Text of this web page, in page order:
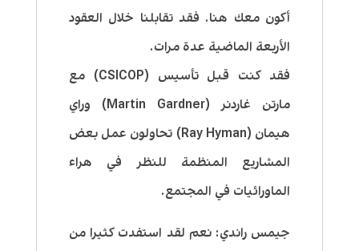
أكون معك هنا. فقد تقابلنا خلال العقود
الأربعة الماضية عدة مرات.
فقد كنت قبل تأسيس (CSICOP) مع
مارتن غاردنر (Martin Gardner) وراي
هيمان (Ray Hyman) تحاولون عمل بعض
المشاريع المنظمة للنظر في هراء
الماورائيات في المجتمع.
جيمس راندي:نعم لقد استفدت كثيرا من